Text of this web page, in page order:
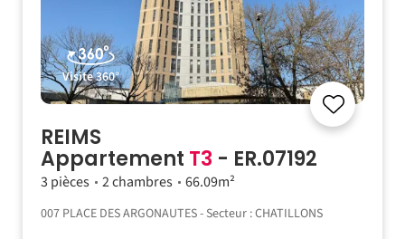
Visite 360°
REIMS
Appartement T3 - ER.07192
3 pièces 2 chambres 66.09m²
007 PLACE DES ARGONAUTES - Secteur : CHATILLONS